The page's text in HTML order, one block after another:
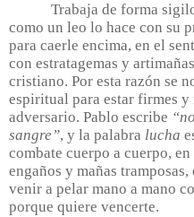
Trabaja de forma
como un leo lo hace con su
para caerle encima, en el
con estratagemas y
cristiano. Por esta razón se
espiritual para estar firmes
adversario. Pablo escribe
sangre”, y la palabra lucha
combate cuerpo a cuerpo,
engaños y mañas
venir a pelar mano a mano
porque quiere vencerte.